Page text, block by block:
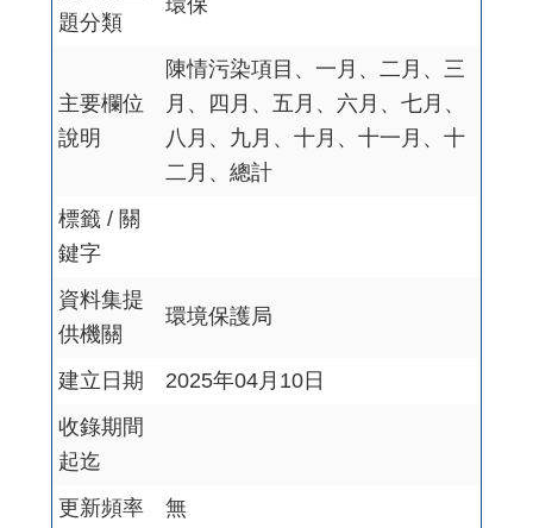
題分類
環保
主要欄位
說明
陳情污染項目、一月、二月、三
月、四月、五月、六月、七月、
八月、九月、十月、十一月、十
二月、總計
標籤 / 關
鍵字
資料集提
供機關
環境保護局
建立日期
2025年04月10日
收錄期間
起迄
更新頻率
無